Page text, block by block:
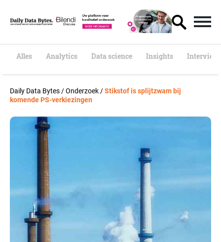
t
Alles Analytics Data science Insights
Daily Data Bytes /Onderzoek /Stikstof is splijtzwam bij
komende PS-verkiezingen